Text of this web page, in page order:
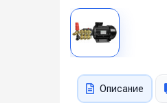
Описание